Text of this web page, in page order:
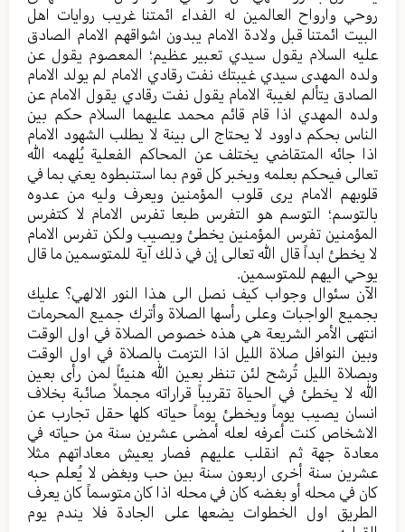
روحي وارواح العالمین له الفداء ائمتنا غریب روایات اهل
البیت ائمتنا قبل ولادة الامام یبدون اشواقهم الامام الصادق
علیه السلام یقول سیدي تعبیر عظیم؛ المعصوم یقول عن
ولده المهدی سیدي غیبتك نفت رقادي الامام لم یولد الامام
الصادق یتألم لغیبة الامام یقول نفت رقادي یقول الامام عن
ولده المهدي اذا قام قائم محمد علیهما السلام حکم بین
الناس بحکم داوود لا یحتاج الی بینة لا یطلب الشهود الامام
اذا جائه المتقاضي یختلف عن المحاکم الفعلیة یُلهمه الله
تعالی فیحکم بعلمه ویخبر کل قوم بما استنبطوه یعني بما في
قلوبهم الامام یری قلوب المؤمنین ویعرف ولیه من عدوه
بالتوسم؛ التوسم هو التفرس طبعا تفرس الامام لا کتفرس
المؤمنین تفرس المؤمنین یخطئ ویصیب ولکن تفرس الامام
لا یخطئ ابداً قال الله تعالی إن في ذلك آیة للمتوسمین ما قال
یوحي الیهم للمتوسمین.
الآن سئوال وجواب کیف نصل الی هذا النور الالهي؟ علیك
بجمیع الواجبات وعلی رأسها الصلاة وأترك جمیع المحرمات
انتهی الأمر الشریعة هي هذه خصوص الصلاة في اول الوقت
وبین النوافل صلاة اللیل اذا التزمت بالصلاة في اول الوقت
وبصلاة اللیل تُرشح لئن تنظر بعین الله هنیئاً لمن رأى بعین
الله لا یخطئ في الحیاة تقریباً قراراته مجملاً صائبة بخلاف
انسان یصیب یوماً ویخطئ یوماً حیاته کلها حقل تجارب عن
الاشخاص کنت أعرفه لعله أمضی عشرین سنة من حیاته في
معادة جهة ثم انقلب علیهم فصار یعیش معاداتهم مثلا
عشرین سنة أخری اربعون سنة بین حب وبغض لا یُعلم حبه
کان في محله أو بغضه کان في محله اذا کان متوسماً کان یعرف
الطریق اول الخطوات یضعها علی الجادة فلا یندم یوم